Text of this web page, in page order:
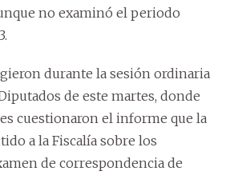
no examinó el periodo
durante la sesión ordinaria
de este martes, donde
cuestionaron el informe que la
a la Fiscalía sobre los
de correspondencia de